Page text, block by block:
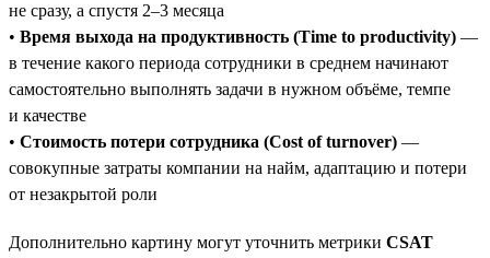
не сразу, а спустя 2–3 месяца
• Время выхода на продуктивность (Time to productivity) —
в течение какого периода сотрудники в среднем начинают
самостоятельно выполнять задачи в нужном объёме, темпе
и качестве
• Стоимость потери сотрудника (Cost of turnover) —
совокупные затраты компании на найм, адаптацию и потери
от незакрытой роли
Дополнительно картину могут уточнить метрики CSAT